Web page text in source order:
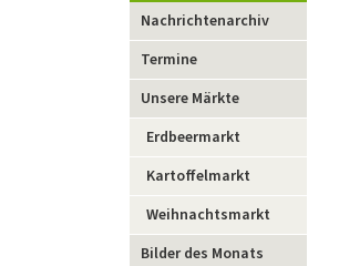
Navigation
überspringen
Nachrichtenarchiv
Termine
Unsere Märkte
Erdbeermarkt
Kartoffelmarkt
Weihnachtsmarkt
Bilder des Monats